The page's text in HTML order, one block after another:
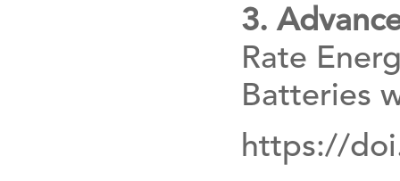
3.
Rate
Batteries
https://